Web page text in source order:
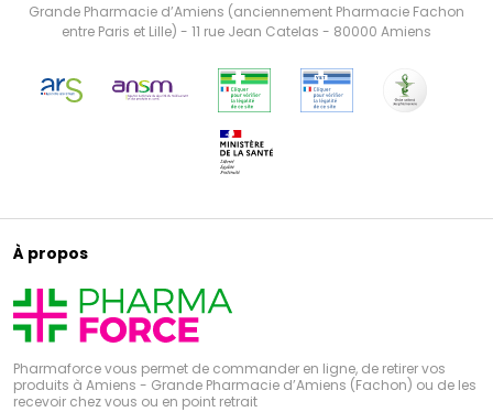
Grande Pharmacie d’Amiens (anciennement Pharmacie Fachon
entre Paris et Lille) - 11 rue Jean Catelas - 80000 Amiens
À propos
Pharmaforce vous permet de commander en ligne, de retirer vos
produits à Amiens - Grande Pharmacie d’Amiens (Fachon) ou de les
recevoir chez vous ou en point retrait